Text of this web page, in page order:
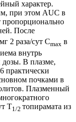
характер.
при этом AUC в
пропорционально
После
2 раза/сут Cmax в
внутрь
дозы. В плазме,
практически
почками в
Плазменный
T1/2 топирамата из